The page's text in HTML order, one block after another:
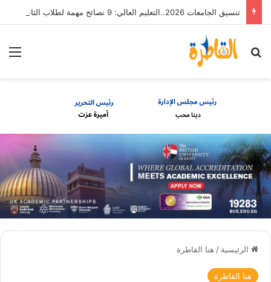
بحث عن
الرئيسية / هنا القاطرة
هنا القاطرة